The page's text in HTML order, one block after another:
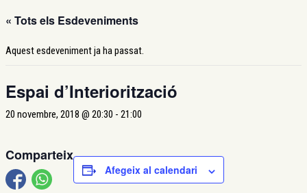
« Tots els Esdeveniments
Aquest esdeveniment ja ha passat.
Espai d’Interiorització
20 novembre, 2018 @ 20:30 - 21:00
Comparteix
Afegeix al calendari